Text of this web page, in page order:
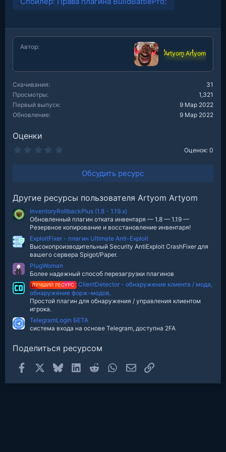
Автор
Artyom Artyom
Скачивания
31
Просмотры
1,321
Первый выпуск
9 Мар 2022
Обновление
9 Мар 2022
Оценки
з
д
Оценок: 0
Обсудить ресурс
Другие ресурсы пользователя Artyom Artyom
InventoryRollbackPlus (1.8 - 1.19.x)
Обновленный плагин отката инвентаря — 1.8 — 1.19 —
Резервное копирование и восстановление инвентаря!
ExploitFixer - плагин Ultimate Anti-Exploit
Высокопроизводительный Security AntiExploit CrashFixer для
вашего сервера Spigot/Paper.
PlugWoman
Более надежный способ перезагрузки плагинов
ЛУЧШИЙ РЕСУРС
ClientDetector - обнаружение клиента / мода,
обнаружение форж-модов,
Простой плагин для обнаружения / управления клиентом
игрока.
TelegramLogin БЕТА
система входа на основе Telegram, доступна 2FA
Поделиться ресурсом
Facebook Bluesky LinkedInReddit WhatsAppЭлектронная почта
Ссылка